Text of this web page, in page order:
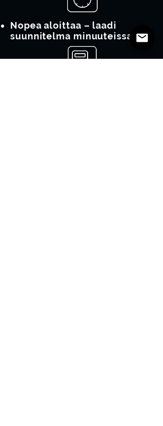
Nopea aloittaa – laadi
suunnitelma minuuteissa